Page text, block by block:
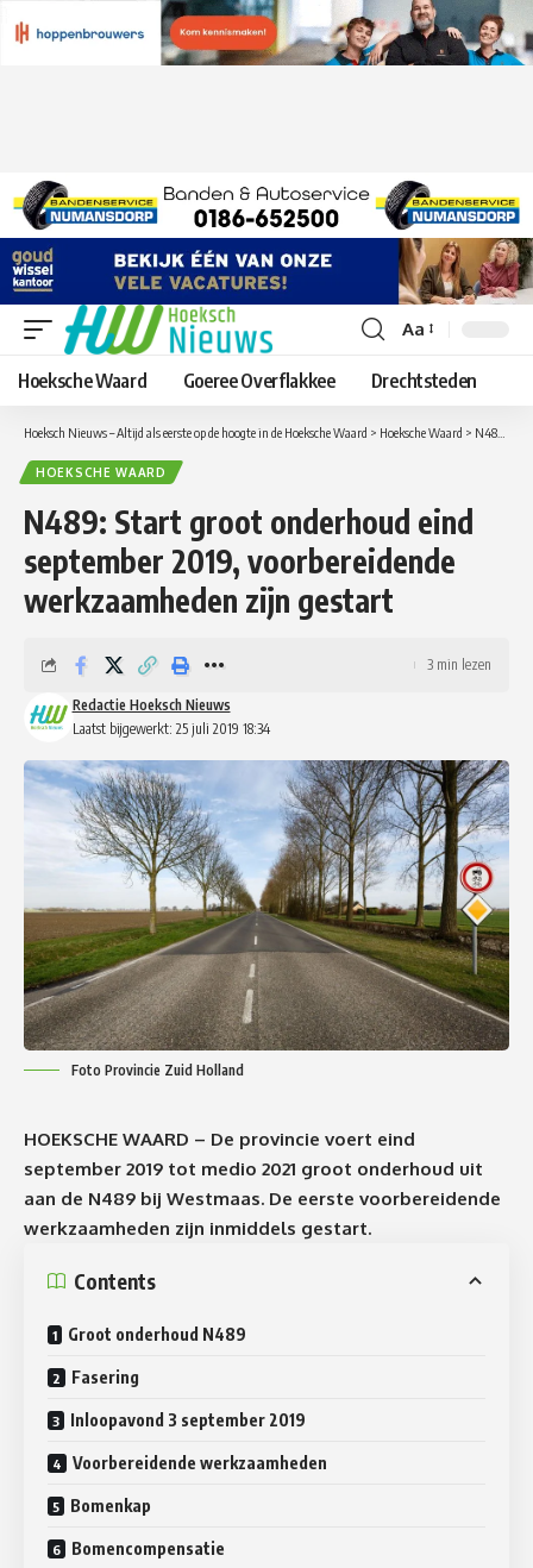
Lettergrootte
aanpassen
Aa
Hoeksche Waard Goeree Overflakkee Drechtsteden
Hoeksch Nieuws – Altijd als eerste op de hoogte in de Hoeksche Waard > Hoeksche Waard > N489: Start groot onderhoud eind september 2019, voorbereidende werkzaamheden zijn gestart
HOEKSCHE WAARD
N489: Start groot onderhoud eind
september 2019, voorbereidende
werkzaamheden zijn gestart
Laatst bijgewerkt: 25 juli 2019 18:34
Redactie Hoeksch Nieuws
3 min lezen
Foto Provincie Zuid Holland
HOEKSCHE WAARD – De provincie voert eind
september 2019 tot medio 2021 groot onderhoud uit
aan de N489 bij Westmaas. De eerste voorbereidende
werkzaamheden zijn inmiddels gestart.
Contents
Groot onderhoud N489
Fasering
Inloopavond 3 september 2019
Voorbereidende werkzaamheden
Bomenkap
Bomencompensatie